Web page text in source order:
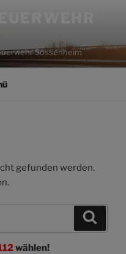
Sossenheim
gefunden werden.
wählen!